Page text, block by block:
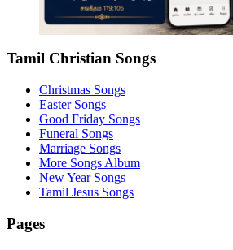
Tamil Christian Songs
Christmas Songs
Easter Songs
Good Friday Songs
Funeral Songs
Marriage Songs
More Songs Album
New Year Songs
Tamil Jesus Songs
Pages